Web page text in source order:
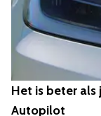
Het is beter
Autopilot